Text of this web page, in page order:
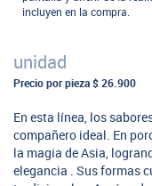
incluyen en la compra.
unidad
Precio por pieza $ 26.900
En esta línea, los
compañero ideal. En
la magia de Asia,
elegancia . Sus formas